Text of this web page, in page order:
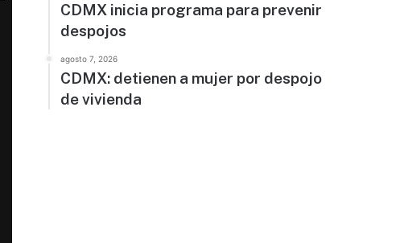
CDMX inicia programa para prevenir
despojos
agosto 7, 2026
CDMX: detienen a mujer por despojo
de vivienda